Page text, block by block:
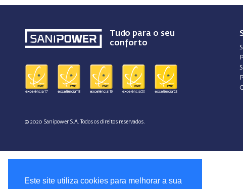
Este site utiliza cookies para melhorar a sua
Tudo para o seu
conforto
© 2020 Sanipower S.A. Todos os direitos reservados.